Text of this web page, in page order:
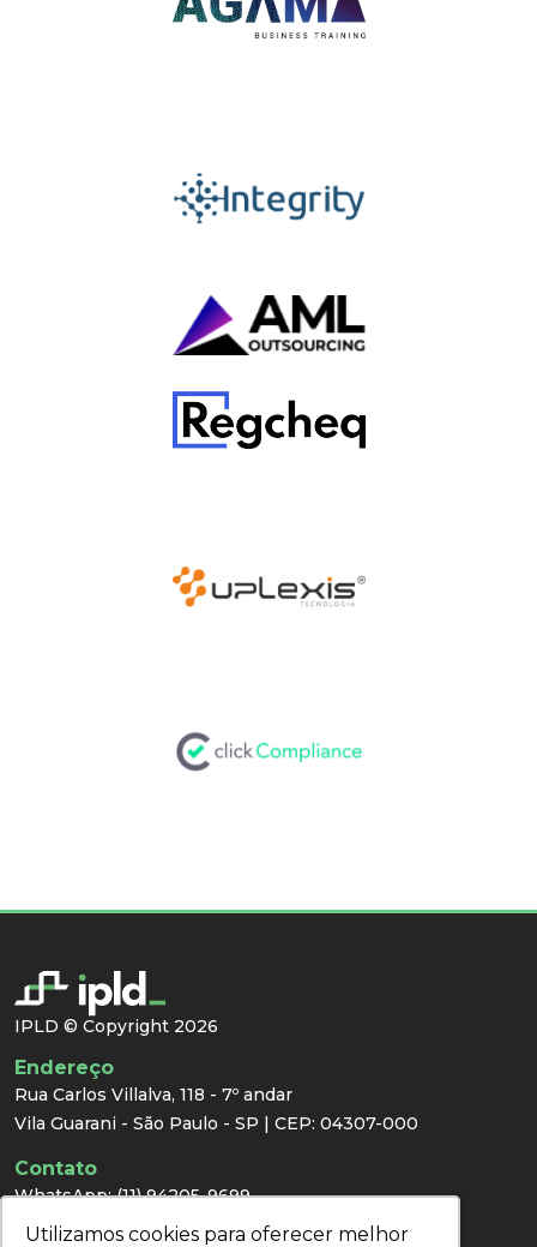
Utilizamos cookies para oferecer melhor
Utilizamos cookies para oferecer melhor
IPLD © Copyright 2026
Endereço
Rua Carlos Villalva, 118 - 7º andar
Vila Guarani - São Paulo - SP | CEP: 04307-000
Contato
WhatsApp: (11) 94205-9699
E-mail:
congresso@ipld.com.br